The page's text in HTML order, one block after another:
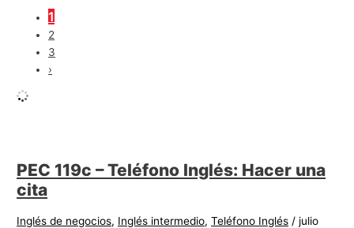
1
2
3
›
PEC 119c – Teléfono Inglés: Hacer una
cita
Inglés de negocios, Inglés intermedio,Teléfono Inglés /julio